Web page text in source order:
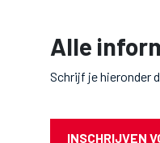
Alle
Schrijf je hieronder
INSCHRIJVEN